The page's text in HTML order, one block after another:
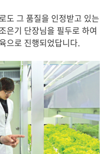
도 그 품질을 인정받고 있는
은기 단장님을 필두로 하여
으로 진행되었답니다.